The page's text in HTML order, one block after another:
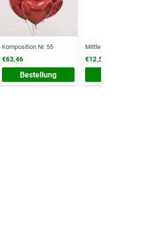
Komposition Nr. 55
€63,46
Bestellung
Mittlere Vase
€12,50